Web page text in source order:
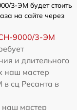
3-ЭМ будет стоить
на сайте через
9000/3-ЭМ
и длительного
наш мастер
сц Ресанта в
наш мастер